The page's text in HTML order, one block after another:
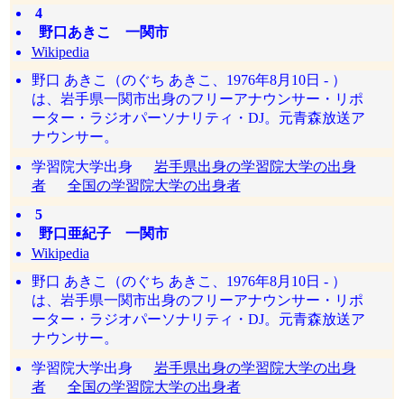
4
野口あきこ 一関市
Wikipedia
野口 あきこ（のぐち あきこ、1976年8月10日 - ）
は、岩手県一関市出身のフリーアナウンサー・リポ
ーター・ラジオパーソナリティ・DJ。元青森放送ア
ナウンサー。
学習院大学出身 岩手県出身の学習院大学の出身
者
全国の学習院大学の出身者
5
野口亜紀子 一関市
Wikipedia
野口 あきこ（のぐち あきこ、1976年8月10日 - ）
は、岩手県一関市出身のフリーアナウンサー・リポ
ーター・ラジオパーソナリティ・DJ。元青森放送ア
ナウンサー。
学習院大学出身 岩手県出身の学習院大学の出身
者
全国の学習院大学の出身者